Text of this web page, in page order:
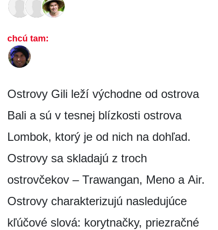
chcú tam:
Ostrovy Gili leží východne od ostrova
Bali a sú v tesnej blízkosti ostrova
Lombok, ktorý je od nich na dohľad.
Ostrovy sa skladajú z troch
ostrovčekov – Trawangan, Meno a Air.
Ostrovy charakterizujú nasledujúce
kľúčové slová: korytnačky, priezračné